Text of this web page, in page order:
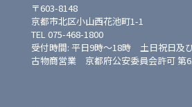
〒603-8148
京都市北区小山西花池町1-1
TEL 075-468-1800
受付時間: 平日9時〜18時 土日祝日及
古物商営業 京都府公安委員会許可 第